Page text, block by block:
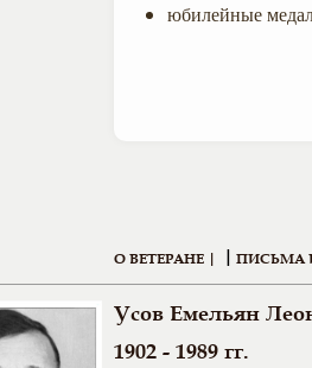
юбилейные
О ВЕТЕРАНЕ | | ПИСЬМА
Усов Емельян
1902 - 1989 гг.